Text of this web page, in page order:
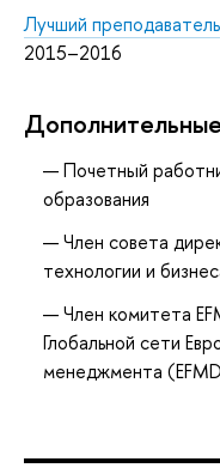
Лучший преподаватель
2015–2016
Почетный
образования
Член совета
технологии и
Член комитета
Глобальной сети
менеджмента